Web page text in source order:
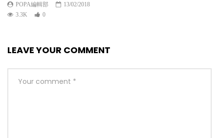
POPA編輯部
13/02/2018
3.3K
0
LEAVE YOUR COMMENT